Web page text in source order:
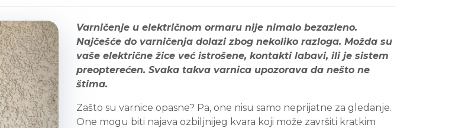
Varničenje u električnom ormaru nije nimalo bezazleno.
Najčešće do varničenja dolazi zbog nekoliko razloga. Možda su
vaše električne žice već istrošene, kontakti labavi, ili je sistem
preopterećen. Svaka takva varnica upozorava da nešto ne
štima.
Zašto su varnice opasne? Pa, one nisu samo neprijatne za gledanje.
One mogu biti najava ozbiljnijeg kvara koji može završiti kratkim